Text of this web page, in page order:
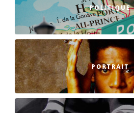
POLITIQUE
PORTRAIT